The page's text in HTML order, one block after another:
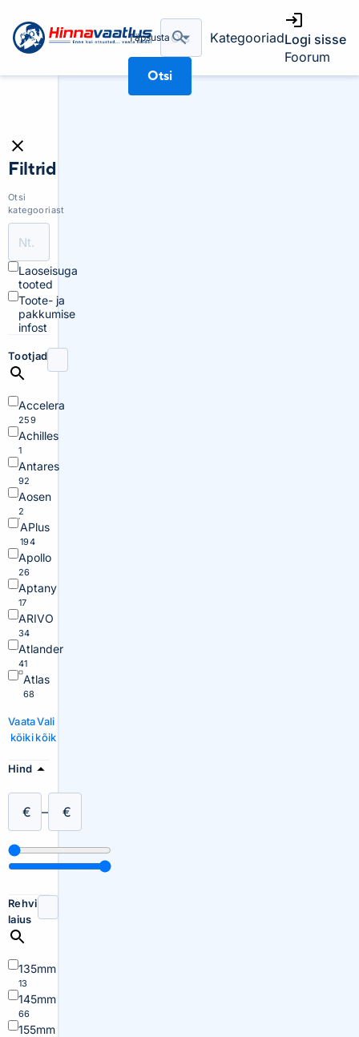
Täpsusta
Otsi
KategooriadLogi sisse
Foorum
Filtrid
Otsi
kategooriast
Laoseisuga
tooted
Toote- ja
pakkumise
infost
Tootjad
Accelera
259
Achilles
1
Antares
92
Aosen
2
APlus
194
Apollo
26
Aptany
17
ARIVO
34
Atlander
41
Atlas
68
Vaata
kõiki
Vali
kõik
Hind
€ – €
Rehvi
laius
135mm
13
145mm
66
155mm